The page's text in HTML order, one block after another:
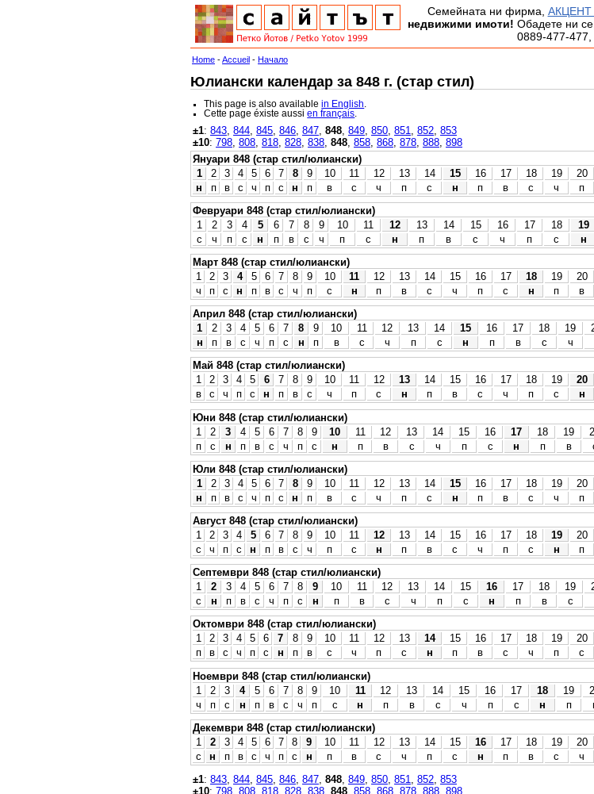
Семейната ни фирма, АКЦЕНТ
недвижими имоти! Обадете ни
0889-477-477,
Home -Accueil - Начало
Юлиански календар за 848 г. (стар стил)
This page is also availablein English
Cette page éxiste aussien français
±1: 843 844 845 846 847 848 849 850 851 852 853
±10: 798 808 818 828 838 848 858 868 878 888 898
Януари 848 (стар стил/юлиански)
1
2 3 4 5 6 7 8 9 10 11 12 13 14 15 16 17 18 19 20
н
п в с ч п с н п в с ч п с н п в с ч п
Февруари 848 (стар стил/юлиански)
1
2 3 4 5 6 7 8 9 10 11 12 13 14 15 16 17 18 19
с
ч п с н п в с ч п с н п в с ч п с н
Март 848 (стар стил/юлиански)
1
2 3 4 5 6 7 8 9 10 11 12 13 14 15 16 17 18 19 20
ч
п с н п в с ч п с н п в с ч п с н п в
Април 848 (стар стил/юлиански)
1
2 3 4 5 6 7 8 9 10 11 12 13 14 15 16 17 18 19
н
п в с ч п с н п в с ч п с н п в с ч
Май 848 (стар стил/юлиански)
1
2 3 4 5 6 7 8 9 10 11 12 13 14 15 16 17 18 19 20
в
с ч п с н п в с ч п с н п в с ч п с н
Юни 848 (стар стил/юлиански)
1
2 3 4 5 6 7 8 9 10 11 12 13 14 15 16 17 18 19
п
с н п в с ч п с н п в с ч п с н п в
Юли 848 (стар стил/юлиански)
1
2 3 4 5 6 7 8 9 10 11 12 13 14 15 16 17 18 19 20
н
п в с ч п с н п в с ч п с н п в с ч п
Август 848 (стар стил/юлиански)
1
2 3 4 5 6 7 8 9 10 11 12 13 14 15 16 17 18 19 20
с
ч п с н п в с ч п с н п в с ч п с н п
Септември 848 (стар стил/юлиански)
1
2 3 4 5 6 7 8 9 10 11 12 13 14 15 16 17 18 19
с
н п в с ч п с н п в с ч п с н п в с
Октомври 848 (стар стил/юлиански)
1
2 3 4 5 6 7 8 9 10 11 12 13 14 15 16 17 18 19 20
п
в с ч п с н п в с ч п с н п в с ч п с
Ноември 848 (стар стил/юлиански)
1
2 3 4 5 6 7 8 9 10 11 12 13 14 15 16 17 18 19
ч
п с н п в с ч п с н п в с ч п с н п
Декември 848 (стар стил/юлиански)
1
2 3 4 5 6 7 8 9 10 11 12 13 14 15 16 17 18 19 20
с
н п в с ч п с н п в с ч п с н п в с ч
±1: 843 844 845 846 847 848 849 850 851 852 853
±10: 798 808 818 828 838 848 858 868 878 888 898